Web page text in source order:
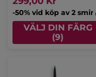
-50% vid köp av 2
VÄLJ DIN FÄRG
(9)